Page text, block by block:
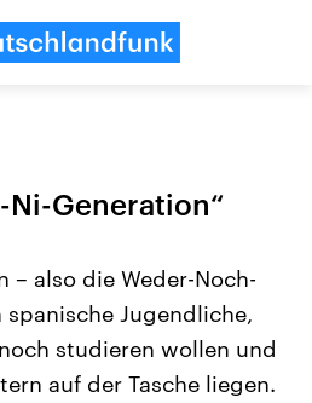
Ni-Generation“
– also die Weder-Noch-
spanische Jugendliche,
studieren wollen und
auf der Tasche liegen.